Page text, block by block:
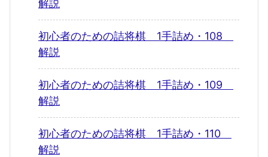
解説
初心者のための詰将棋 1手詰め・108
解説
初心者のための詰将棋 1手詰め・109
解説
初心者のための詰将棋 1手詰め・110
解説